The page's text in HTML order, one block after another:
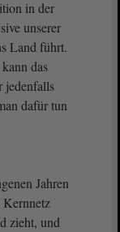
in der
unserer
Land führt.
das
jedenfalls
dafür tun
Jahren
Kernnetz
zieht, und